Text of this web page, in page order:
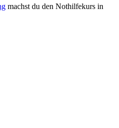
machst du den Nothilfekurs in